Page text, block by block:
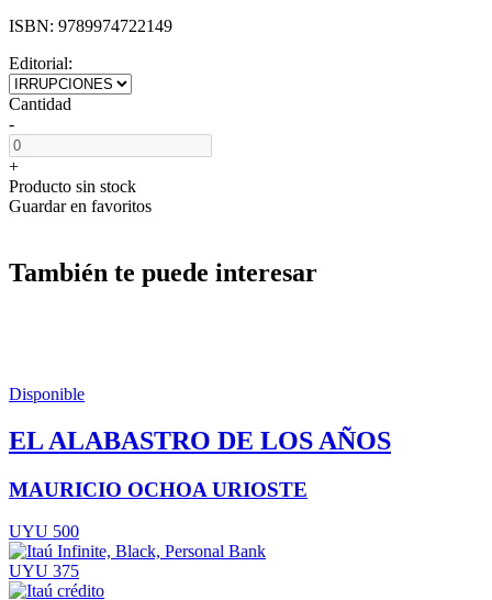
ISBN: 9789974722149
Editorial:
Cantidad
-
+
Producto sin stock
Guardar en favoritos
También te puede interesar
Disponible
EL ALABASTRO DE LOS AÑOS
MAURICIO OCHOA URIOSTE
UYU 500
UYU 375